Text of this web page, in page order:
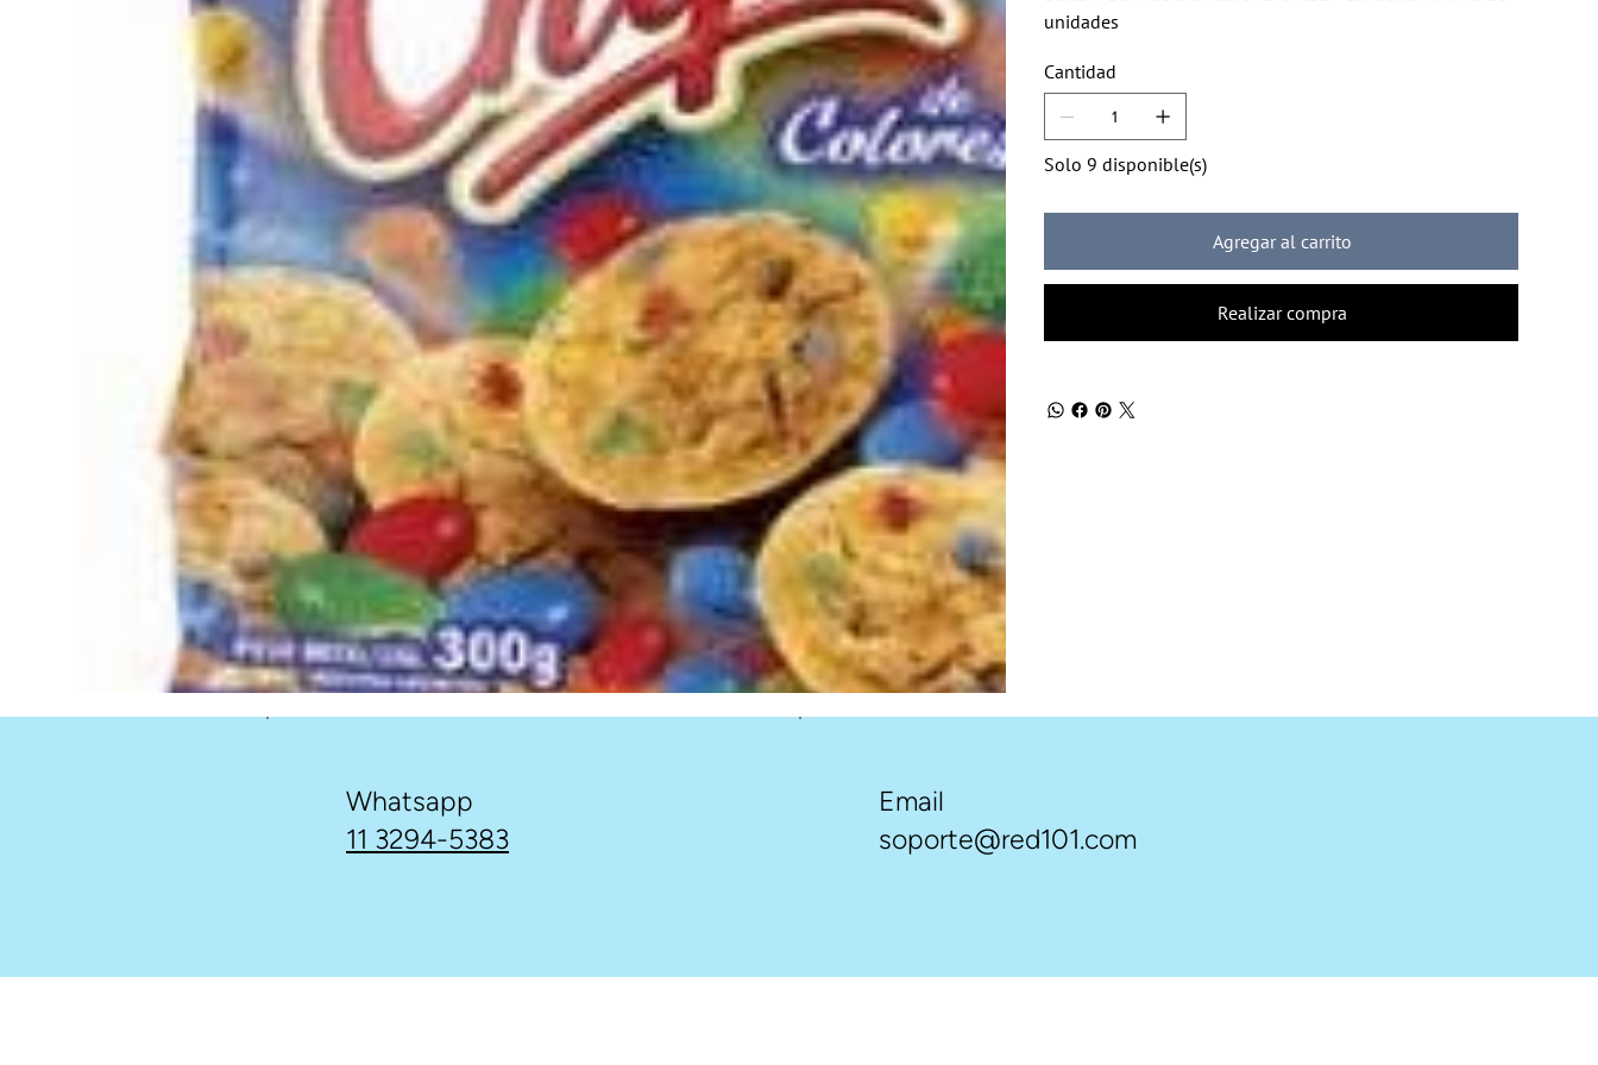
unidades
Cantidad
Solo 9 disponible(s)
Agregar al carrito
Realizar compra
Whatsapp
11 3294-5383
Email
soporte@red101.com